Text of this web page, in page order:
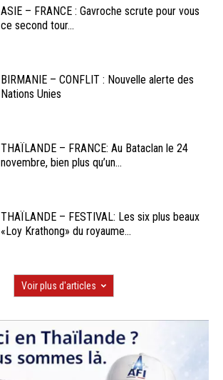
ASIE – FRANCE : Gavroche scrute pour vous
ce second tour...
BIRMANIE – CONFLIT : Nouvelle alerte des
Nations Unies
THAÏLANDE – FRANCE: Au Bataclan le 24
novembre, bien plus qu’un...
THAÏLANDE – FESTIVAL: Les six plus beaux
«Loy Krathong» du royaume...
Voir plus d'articles